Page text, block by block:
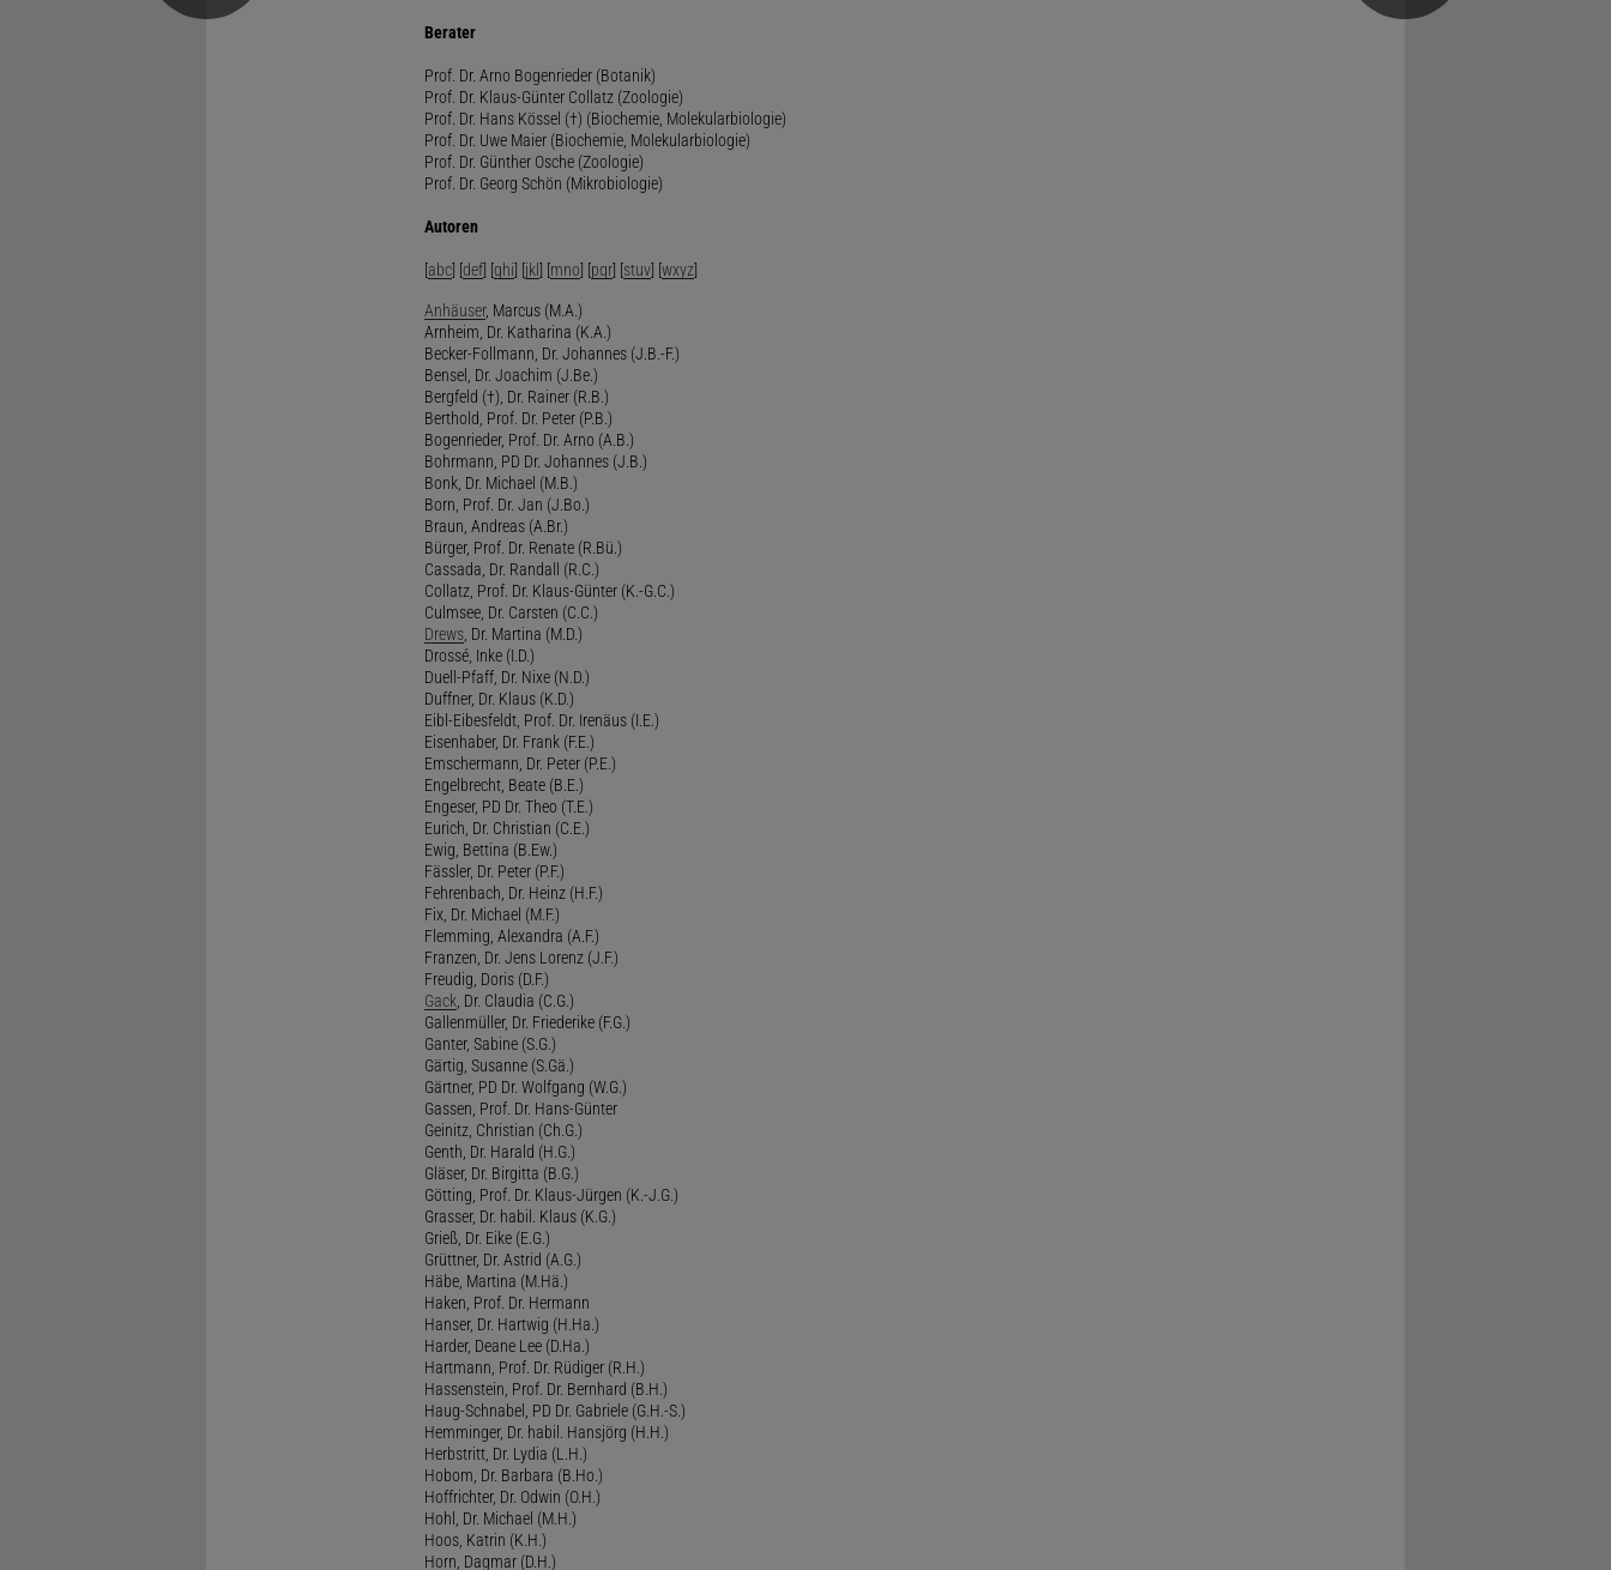
Berater
Prof. Dr. Arno Bogenrieder (Botanik)
Prof. Dr. Klaus-Günter Collatz (Zoologie)
Prof. Dr. Hans Kössel (†) (Biochemie, Molekularbiologie)
Prof. Dr. Uwe Maier (Biochemie, Molekularbiologie)
Prof. Dr. Günther Osche (Zoologie)
Prof. Dr. Georg Schön (Mikrobiologie)
Autoren
[abc] [def] [ghi] [jkl] [mno] [pqr] [stuv] [wxyz]
Anhäuser, Marcus (M.A.)
Arnheim, Dr. Katharina (K.A.)
Becker-Follmann, Dr. Johannes (J.B.-F.)
Bensel, Dr. Joachim (J.Be.)
Bergfeld (†), Dr. Rainer (R.B.)
Berthold, Prof. Dr. Peter (P.B.)
Bogenrieder, Prof. Dr. Arno (A.B.)
Bohrmann, PD Dr. Johannes (J.B.)
Bonk, Dr. Michael (M.B.)
Born, Prof. Dr. Jan (J.Bo.)
Braun, Andreas (A.Br.)
Bürger, Prof. Dr. Renate (R.Bü.)
Cassada, Dr. Randall (R.C.)
Collatz, Prof. Dr. Klaus-Günter (K.-G.C.)
Culmsee, Dr. Carsten (C.C.)
Drews, Dr. Martina (M.D.)
Drossé, Inke (I.D.)
Duell-Pfaff, Dr. Nixe (N.D.)
Duffner, Dr. Klaus (K.D.)
Eibl-Eibesfeldt, Prof. Dr. Irenäus (I.E.)
Eisenhaber, Dr. Frank (F.E.)
Emschermann, Dr. Peter (P.E.)
Engelbrecht, Beate (B.E.)
Engeser, PD Dr. Theo (T.E.)
Eurich, Dr. Christian (C.E.)
Ewig, Bettina (B.Ew.)
Fässler, Dr. Peter (P.F.)
Fehrenbach, Dr. Heinz (H.F.)
Fix, Dr. Michael (M.F.)
Flemming, Alexandra (A.F.)
Franzen, Dr. Jens Lorenz (J.F.)
Freudig, Doris (D.F.)
Gack, Dr. Claudia (C.G.)
Gallenmüller, Dr. Friederike (F.G.)
Ganter, Sabine (S.G.)
Gärtig, Susanne (S.Gä.)
Gärtner, PD Dr. Wolfgang (W.G.)
Gassen, Prof. Dr. Hans-Günter
Geinitz, Christian (Ch.G.)
Genth, Dr. Harald (H.G.)
Gläser, Dr. Birgitta (B.G.)
Götting, Prof. Dr. Klaus-Jürgen (K.-J.G.)
Grasser, Dr. habil. Klaus (K.G.)
Grieß, Dr. Eike (E.G.)
Grüttner, Dr. Astrid (A.G.)
Häbe, Martina (M.Hä.)
Haken, Prof. Dr. Hermann
Hanser, Dr. Hartwig (H.Ha.)
Harder, Deane Lee (D.Ha.)
Hartmann, Prof. Dr. Rüdiger (R.H.)
Hassenstein, Prof. Dr. Bernhard (B.H.)
Haug-Schnabel, PD Dr. Gabriele (G.H.-S.)
Hemminger, Dr. habil. Hansjörg (H.H.)
Herbstritt, Dr. Lydia (L.H.)
Hobom, Dr. Barbara (B.Ho.)
Hoffrichter, Dr. Odwin (O.H.)
Hohl, Dr. Michael (M.H.)
Hoos, Katrin (K.H.)
Horn, Dagmar (D.H.)